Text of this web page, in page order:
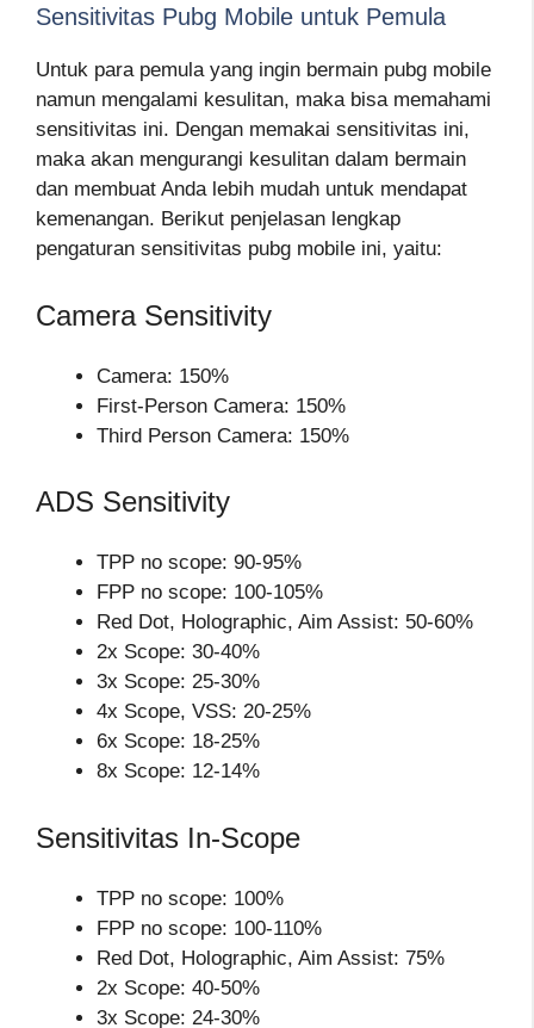
Sensitivitas Pubg Mobile untuk Pemula
Untuk para pemula yang ingin bermain pubg mobile
namun mengalami kesulitan, maka bisa memahami
sensitivitas ini. Dengan memakai sensitivitas ini,
maka akan mengurangi kesulitan dalam bermain
dan membuat Anda lebih mudah untuk mendapat
kemenangan. Berikut penjelasan lengkap
pengaturan sensitivitas pubg mobile ini, yaitu:
Camera Sensitivity
Camera: 150%
First-Person Camera: 150%
Third Person Camera: 150%
ADS Sensitivity
TPP no scope: 90-95%
FPP no scope: 100-105%
Red Dot, Holographic, Aim Assist: 50-60%
2x Scope: 30-40%
3x Scope: 25-30%
4x Scope, VSS: 20-25%
6x Scope: 18-25%
8x Scope: 12-14%
Sensitivitas In-Scope
TPP no scope: 100%
FPP no scope: 100-110%
Red Dot, Holographic, Aim Assist: 75%
2x Scope: 40-50%
3x Scope: 24-30%